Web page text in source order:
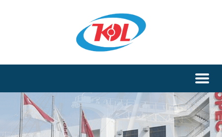
Toggle